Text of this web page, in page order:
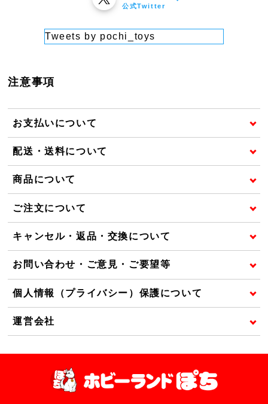
公式Twitter
Tweets by pochi_toys
注意事項
お支払いについて
配送・送料について
商品について
ご注文について
キャンセル・返品・交換について
お問い合わせ・ご意見・ご要望等
個人情報（プライバシー）保護について
運営会社